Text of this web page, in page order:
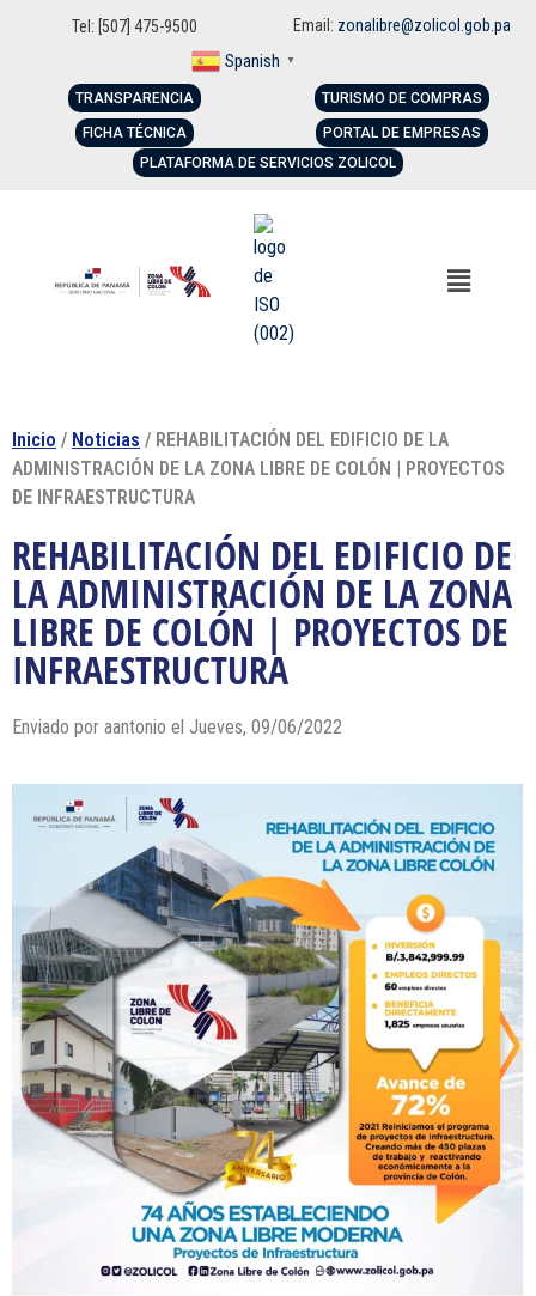
Tel: [507] 475-9500 Email: zonalibre@zolicol.gob.pa
Spanish ▼
TRANSPARENCIA
FICHA TÉCNICA
TURISMO DE COMPRAS
PORTAL DE EMPRESAS
PLATAFORMA DE SERVICIOS ZOLICOL
Inicio / Noticias / REHABILITACIÓN DEL EDIFICIO DE LA
ADMINISTRACIÓN DE LA ZONA LIBRE DE COLÓN | PROYECTOS
DE INFRAESTRUCTURA
REHABILITACIÓN DEL EDIFICIO DE
LA ADMINISTRACIÓN DE LA ZONA
LIBRE DE COLÓN | PROYECTOS DE
INFRAESTRUCTURA
Enviado por aantonio el Jueves, 09/06/2022